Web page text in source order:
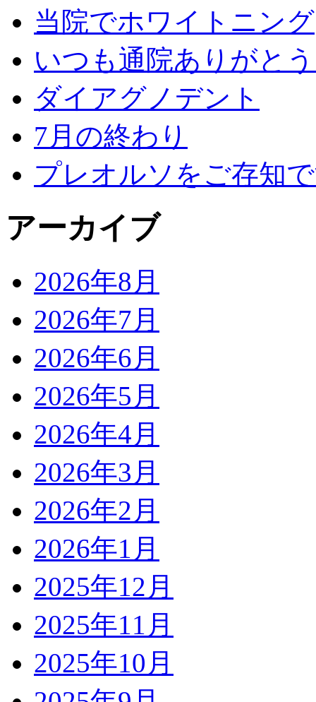
当院でホワイトニング
いつも通院ありがと
ダイアグノデント
7月の終わり
プレオルソをご存知
アーカイブ
2026年8月
2026年7月
2026年6月
2026年5月
2026年4月
2026年3月
2026年2月
2026年1月
2025年12月
2025年11月
2025年10月